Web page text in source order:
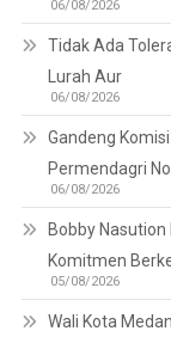
06/08/2026
Tidak Ada
Lurah Aur
06/08/2026
Gandeng
Permendagri
06/08/2026
Bobby
Komitmen
05/08/2026
Wali Kota